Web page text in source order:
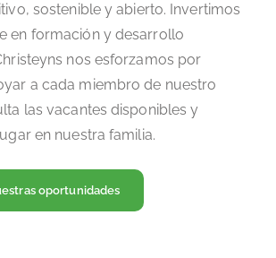
sostenible y abierto. Invertimos
en formación y desarrollo
nos esforzamos por
a cada miembro de nuestro
las vacantes disponibles y
en nuestra familia.
oportunidades